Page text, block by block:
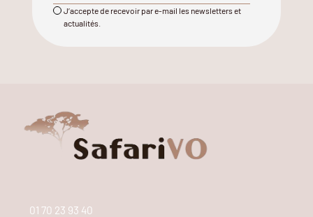
J’accepte de recevoir par e-mail les newsletters et
actualités.
01 70 23 93 40